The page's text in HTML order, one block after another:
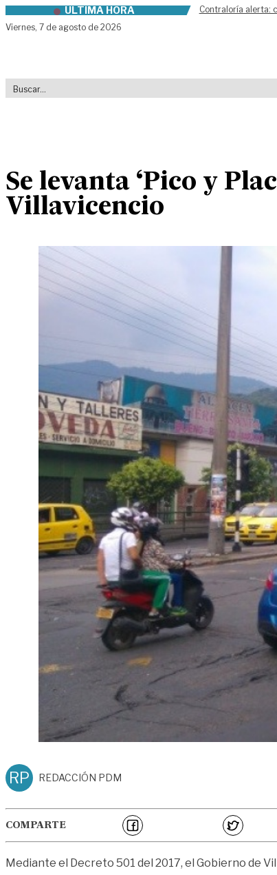
Skip to contentÚLTIMA HORA
Contraloría alerta:
Viernes, 7 de agosto de 2026
Se levanta ‘Pico y
Villavicencio
RP REDACCIÓN PDM
COMPARTE
Mediante el Decreto 501 del 2017, el Gobierno de